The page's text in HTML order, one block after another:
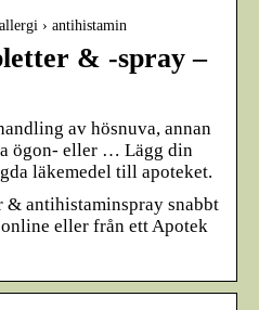
› antihistamin
& -spray –
av hösnuva, annan
ögon- eller … Lägg din
läkemedel till apoteket.
antihistaminspray snabbt
eller från ett Apotek